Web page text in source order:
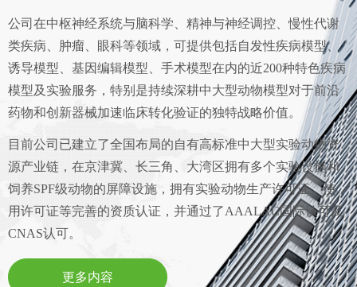
公司在中枢神经系统与脑科学、精神与神经调控、慢性代谢
类疾病、肿瘤、眼科等领域，可提供包括自发性疾病模型、
诱导模型、基因编辑模型、手术模型在内的近200种特色疾病
模型及实验服务，特别是持续深耕中大型动物模型对于前沿
药物和创新器械加速临床转化验证的独特战略价值。
目前公司已建立了全国布局的自有高标准中大型实验动物资
源产业链，在京津冀、长三角、大湾区拥有多个实验设施和
饲养SPF级动物的屏障设施，拥有实验动物生产许可证、使
用许可证等完善的资质认证，并通过了AAALAC国际认可及
CNAS认可。
更多内容